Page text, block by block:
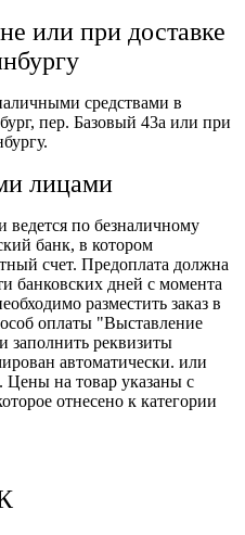
или при доставке
средствами в
пер. Базовый 43а или при
лицами
по безналичному
банк, в котором
счет. Предоплата должна
банковских дней с момента
разместить заказ в
оплаты "Выставление
заполнить реквизиты
автоматически. или
Цены на товар указаны с
отнесено к категории